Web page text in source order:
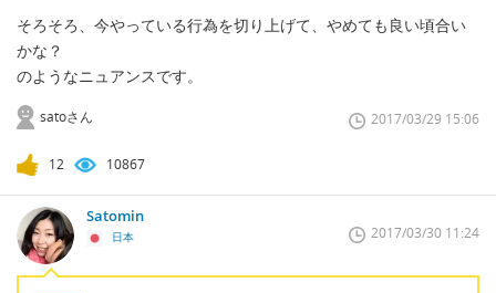
そろそろ、今やっている行為を切り上げて、やめても良い頃合い
かな？
のようなニュアンスです。
satoさん 2017/03/29 15:06
12 10867
Satomin
日本 2017/03/30 11:24